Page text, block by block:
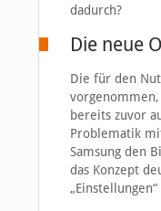
dadurch?
Die neue
Die für den
bereits zuvor
Problematik
Samsung den
das Konzept